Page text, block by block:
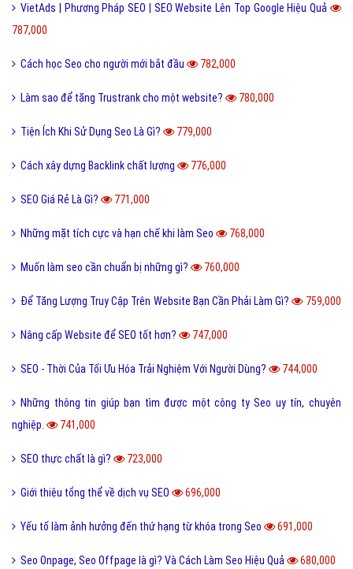
VietAds | Phương Pháp SEO | SEO Website Lên Top Google Hiệu Quả
787,000
Cách học Seo cho người mới bắt đầu 782,000
Làm sao để tăng Trustrank cho một website? 780,000
Tiện Ích Khi Sử Dụng Seo Là Gì? 779,000
Cách xây dựng Backlink chất lượng 776,000
SEO Giá Rẻ Là Gì? 771,000
Những mặt tích cực và hạn chế khi làm Seo 768,000
Muốn làm seo cần chuẩn bị những gì? 760,000
Để Tăng Lượng Truy Cập Trên Website Bạn Cần Phải Làm Gì? 759,000
Nâng cấp Website để SEO tốt hơn? 747,000
SEO - Thời Của Tối Ưu Hóa Trải Nghiệm Với Người Dùng? 744,000
Những thông tin giúp bạn tìm được một công ty Seo uy tín, chuyên
nghiệp.
741,000
SEO thực chất là gì? 723,000
Giới thiệu tổng thể về dịch vụ SEO 696,000
Yếu tố làm ảnh hưởng đến thứ hạng từ khóa trong Seo 691,000
Seo Onpage, Seo Offpage là gì? Và Cách Làm Seo Hiệu Quả 680,000